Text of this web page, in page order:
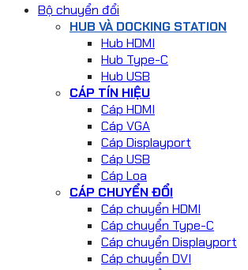
Bộ chuyển đổi
HUB VÀ DOCKING STATION
Hub HDMI
Hub Type-C
Hub USB
CÁP TÍN HIỆU
Cáp HDMI
Cáp VGA
Cáp Displayport
Cáp USB
Cáp Loa
CÁP CHUYỂN ĐỔI
Cáp chuyển HDMI
Cáp chuyển Type-C
Cáp chuyển Displayport
Cáp chuyển DVI